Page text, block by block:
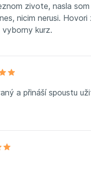
zivote, nasla
nicim nerusi. Hovori
vyborny kurz.
a přináší spoustu